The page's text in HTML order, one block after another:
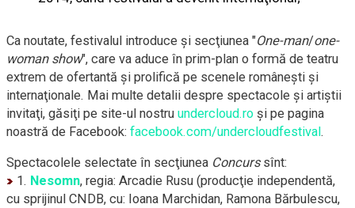
Ca noutate, festivalul introduce şi secţiunea "One-man/one-
womanshow", care va aduce în prim-plan o formă de teatru
extrem de ofertantă şi prolifică pe scenele româneşti şi
internaţionale. Mai multe detalii despre spectacole şi artiştii
invitaţi, găsiţi pe site-ul nostru undercloud.ro şi pe pagina
noastră de Facebook: facebook.com/undercloudfestival.
Spectacolele selectate în secţiunea Concurssînt:
1. Nesomn, regia: Arcadie Rusu (producţie independentă,
cu sprijinul CNDB, cu: Ioana Marchidan, Ramona Bărbulescu,